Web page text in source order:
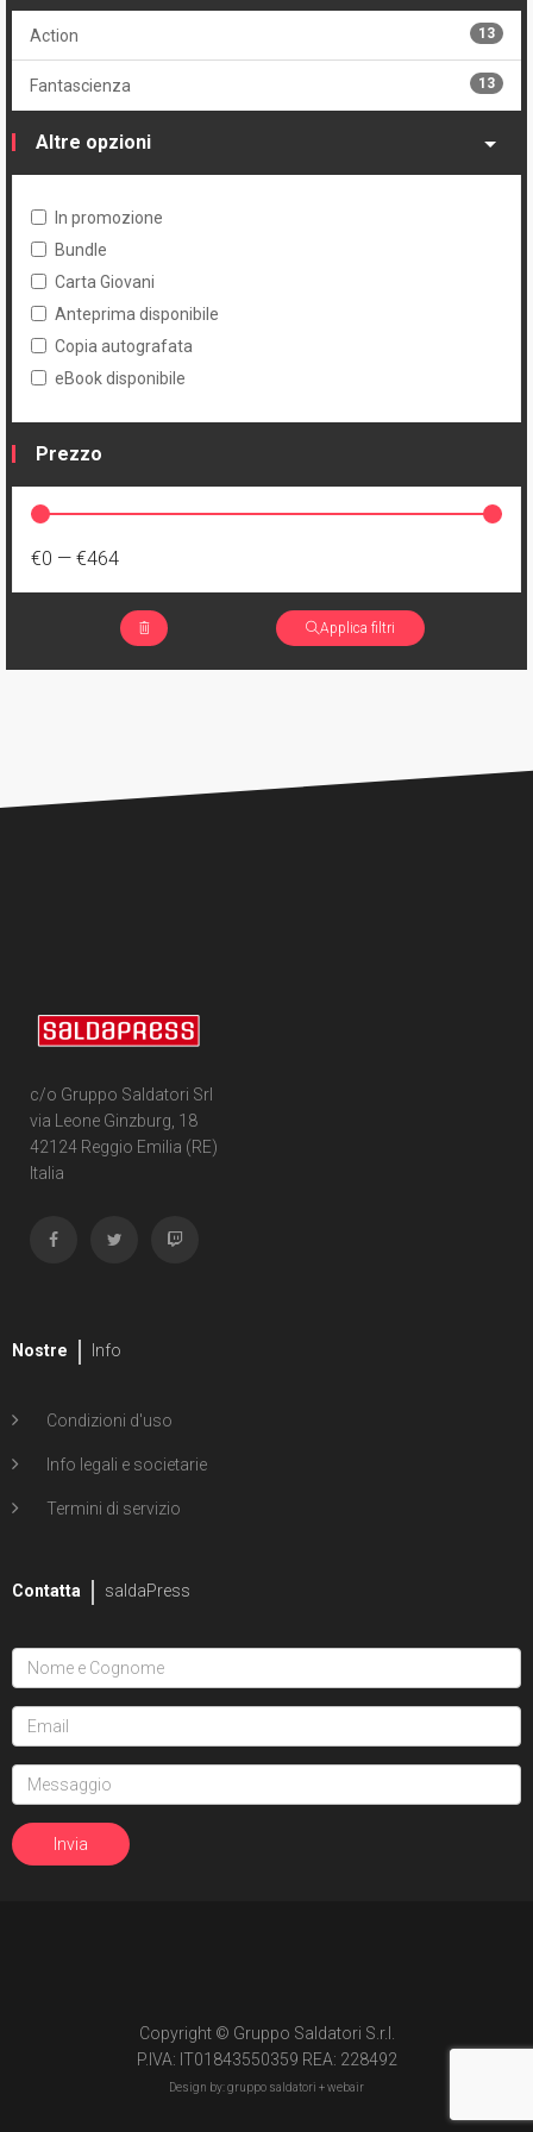
Cartonato variant numerato 11
Action 13
Fantascienza 13
Altre opzioni
In promozione
Bundle
Carta Giovani
Anteprima disponibile
Copia autografata
eBook disponibile
Prezzo
€0 — €464
Applica filtri
c/o Gruppo Saldatori Srl
via Leone Ginzburg, 18
42124 Reggio Emilia (RE)
Italia
Nostre Info
Condizioni d'uso
Info legali e societarie
Termini di servizio
Contatta saldaPress
Copyright © Gruppo Saldatori S.r.l.
P.IVA: IT01843550359 REA: 228492
Design by: gruppo saldatori +webair